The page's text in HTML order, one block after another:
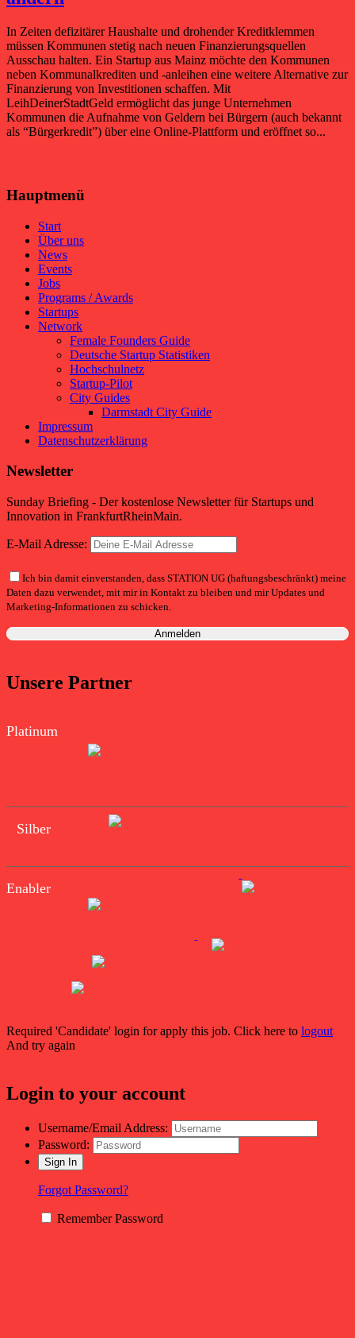
In Zeiten defizitärer Haushalte und drohender Kreditklemmen
müssen Kommunen stetig nach neuen Finanzierungsquellen
Ausschau halten. Ein Startup aus Mainz möchte den Kommunen
neben Kommunalkrediten und -anleihen eine weitere Alternative zur
Finanzierung von Investitionen schaffen. Mit
LeihDeinerStadtGeld ermöglicht das junge Unternehmen
Kommunen die Aufnahme von Geldern bei Bürgern (auch bekannt
als “Bürgerkredit”) über eine Online-Plattform und eröffnet so...
Hauptmenü
Start
Über uns
News
Events
Jobs
Programs / Awards
Startups
Network
Female Founders Guide
Deutsche Startup Statistiken
Hochschulnetz
Startup-Pilot
City Guides
Darmstadt City Guide
Impressum
Datenschutzerklärung
Newsletter
Sunday Briefing - Der kostenlose Newsletter für Startups und
Innovation in FrankfurtRheinMain.
E-Mail Adresse:
Ich bin damit einverstanden, dass STATION UG (haftungsbeschränkt) meine
Daten dazu verwendet, mit mir in Kontakt zu bleiben und mir Updates und
Marketing-Informationen zu schicken.
Unsere Partner
Platinum
Silber
Enabler
Required 'Candidate' login for apply this job. Click here to logout
And try again
Login to your account
Username/Email Address:
Password:
Forgot Password?
Remember Password